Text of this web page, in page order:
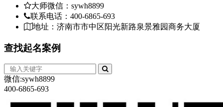
大师微信：sywh8899
联系电话：400-6865-693
地址：济南市市中区阳光新路泉景雅园商务大厦
查找起名案例
微信:sywh8899
400-6865-693